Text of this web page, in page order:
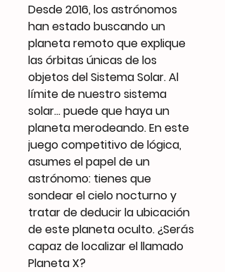
Desde 2016, los astrónomos
han estado buscando un
planeta remoto que explique
las órbitas únicas de los
objetos del Sistema Solar. Al
límite de nuestro sistema
solar… puede que haya un
planeta merodeando. En este
juego competitivo de lógica,
asumes el papel de un
astrónomo: tienes que
sondear el cielo nocturno y
tratar de deducir la ubicación
de este planeta oculto. ¿Serás
capaz de localizar el llamado
Planeta X?